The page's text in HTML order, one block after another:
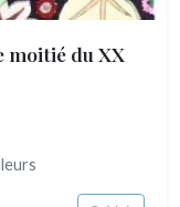
moitié du XX